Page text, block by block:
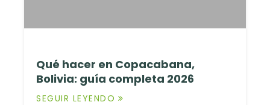
Qué hacer en Copacabana,
Bolivia: guía completa 2026
SEGUIR LEYENDO